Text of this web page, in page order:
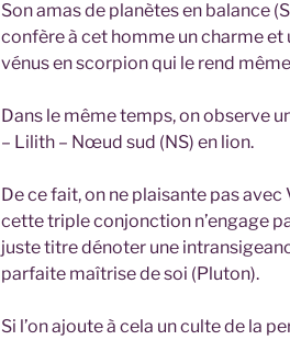
Son amas de planètes en balance
confère à cet homme un charme
vénus en scorpion qui le rend
Dans le même temps, on observe
– Lilith – Nœud sud (NS) en lion.
De ce fait, on ne plaisante pas
cette triple conjonction n’engage
juste titre dénoter une
parfaite maîtrise de soi (Pluton).
Si l’on ajoute à cela un culte de la